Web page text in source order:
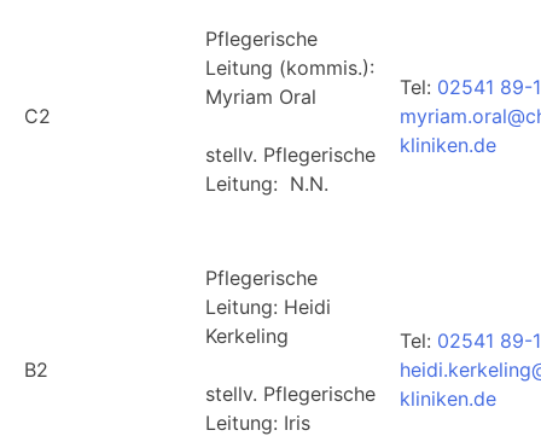
C2
Pflegerische
Leitung (kommis.):
Myriam Oral
stellv. Pflegerische
Leitung: N.N.
Tel: 02541 89-
kliniken.de
B2
Pflegerische
Leitung: Heidi
Kerkeling
stellv. Pflegerische
Leitung: Iris
Tel: 02541 89-
kliniken.de